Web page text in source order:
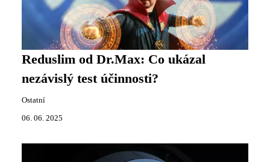
Reduslim od Dr.Max: Co ukázal
nezávislý test účinnosti?
Ostatní
06. 06. 2025